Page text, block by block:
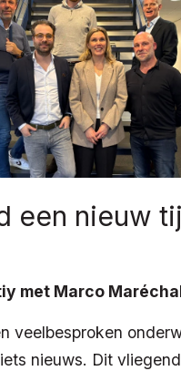
een nieuw
met Marco
veelbesproken
nieuws. Dit